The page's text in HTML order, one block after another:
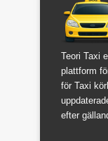
Teori Taxi
plattform
för Taxi
efter